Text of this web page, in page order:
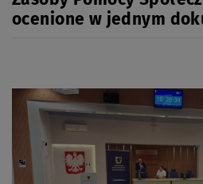
ocenione w jednym